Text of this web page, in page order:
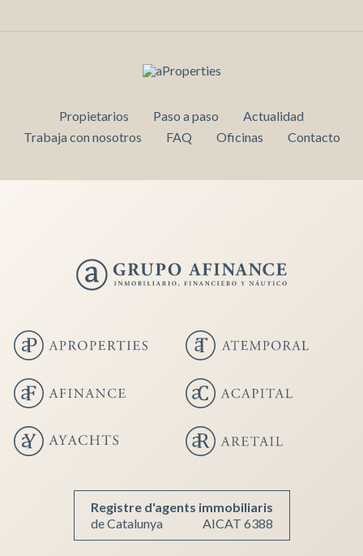
Propietarios Paso a paso
Actualidad
Trabaja con nosotros
FAQ Oficinas Contacto
Registre d'agents immobiliaris
de Catalunya
AICAT 6388
Guardar configuración Aceptar todas